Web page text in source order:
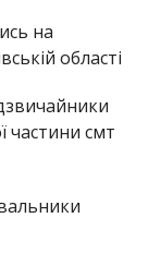
на
області
частини смт